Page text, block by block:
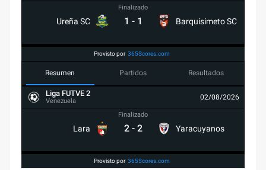
Ureña SC
Finalizado
1 - 1 Barquisimeto SC
Provisto por 365Scores.com
Resumen Partidos Resultados
Liga FUTVE 2
Venezuela 02/08/2026
Lara
Finalizado
2 - 2 Yaracuyanos
Provisto por 365Scores.com